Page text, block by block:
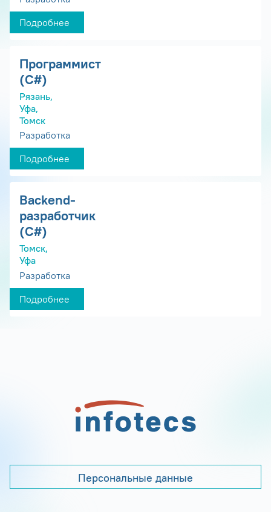
Подробнее
Программист
(С#)
Рязань,
Уфа,
Томск
Разработка
Подробнее
Backend-
разработчик
(C#)
Томск,
Уфа
Разработка
Подробнее
Персональные данные